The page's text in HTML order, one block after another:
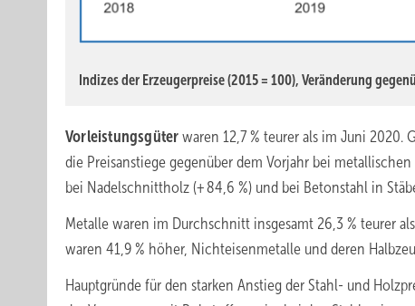
Indizes der Erzeugerpreise (2015 = 100), Veränderung
Vorleistungsgüter waren 12,7 % teurer als im Juni 2020.
die Preisanstiege gegenüber dem Vorjahr bei
bei Nadelschnittholz (+ 84,6 %) und bei Betonstahl in
Metalle waren im Durchschnitt insgesamt 26,3 % teurer
waren 41,9 % höher, Nichteisenmetalle und deren
Hauptgründe für den starken Anstieg der Stahl- und